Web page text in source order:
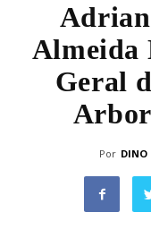
Almeida
Geral
Por DINO